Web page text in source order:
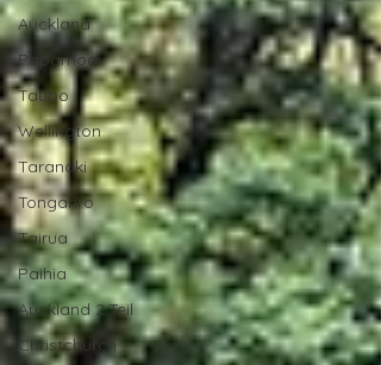
Auckland
Papamoa
Taupo
Wellington
Taranaki
Tongariro
Tairua
Paihia
Auckland 2.Teil
Christchurch